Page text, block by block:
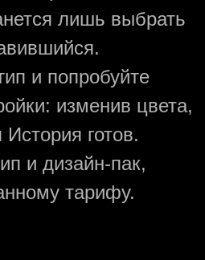
лишь выбрать
и попробуйте
изменив цвета,
готов.
и дизайн-пак,
тарифу.